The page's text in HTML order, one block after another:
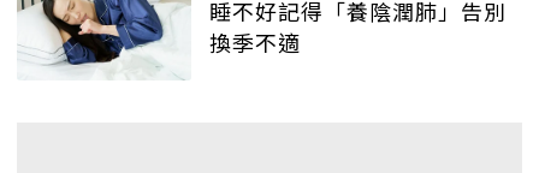
睡不好記得「養陰潤肺」告別
換季不適